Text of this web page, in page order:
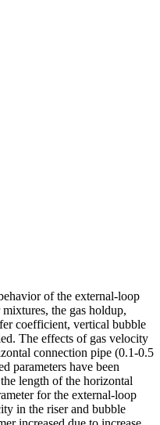
of the external-loop
the gas holdup,
coefficient, vertical bubble
The effects of gas velocity
connection pipe (0.1-0.5
parameters have been
length of the horizontal
for the external-loop
in the riser and bubble